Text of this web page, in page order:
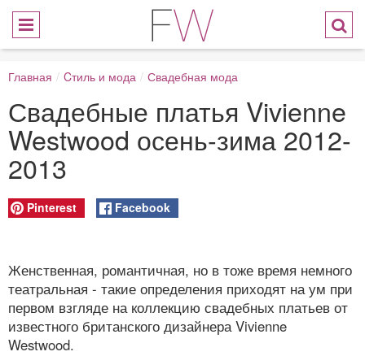
Главная / Cтиль и мода / Свадебная мода
Свадебные платья Vivienne
Westwood осень-зима 2012-
2013
Pinterest Facebook
Женственная, романтичная, но в тоже время немного
театральная - такие определения приходят на ум при
первом взгляде на коллекцию свадебных платьев от
известного британского дизайнера Vivienne
Westwood.